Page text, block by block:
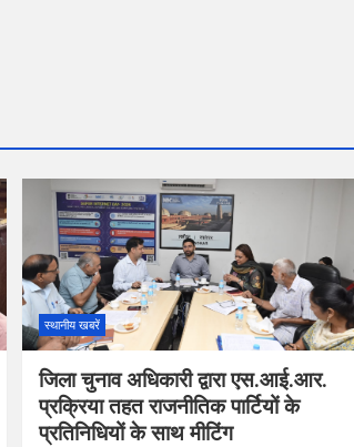
स्थानीय खबरें
जिला चुनाव अधिकारी द्वारा एस.आई.आर.
प्रक्रिया तहत राजनीतिक पार्टियों के
प्रतिनिधियों के साथ मीटिंग